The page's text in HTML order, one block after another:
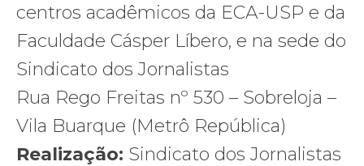
centros acadêmicos da ECA-USP e da
Faculdade Cásper Líbero, e na sede do
Sindicato dos Jornalistas
Rua Rego Freitas nº 530 – Sobreloja –
Vila Buarque (Metrô República)
Realização: Sindicato dos Jornalistas